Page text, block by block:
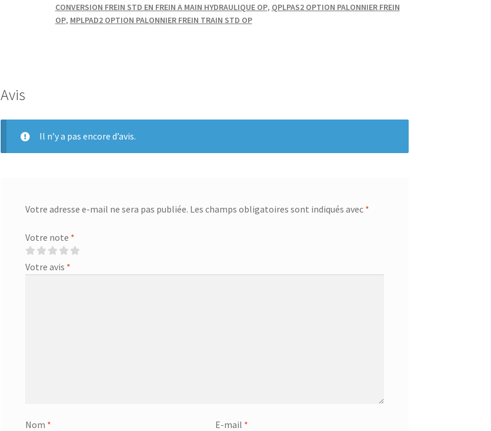
CONVERSION FREIN STD EN FREIN A MAIN HYDRAULIQUE OP, QPLPAS2 OPTION PALONNIER FREIN
OP, MPLPAD2 OPTION PALONNIER FREIN TRAIN STD OP
Avis
Il n’y a pas encore d’avis.
Votre adresse e-mail ne sera pas publiée. Les champs obligatoires sont indiqués avec *
Votre note *
Votre avis *
Nom * E-mail *